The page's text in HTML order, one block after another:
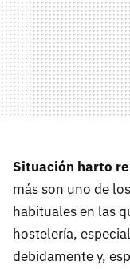
Situación harto
más son uno de
habituales en las
hostelería,
debidamente y,